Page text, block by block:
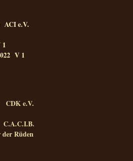
ACI e.V.
V 1
CDK e.V.
C.A.C.I.B.
Rüden